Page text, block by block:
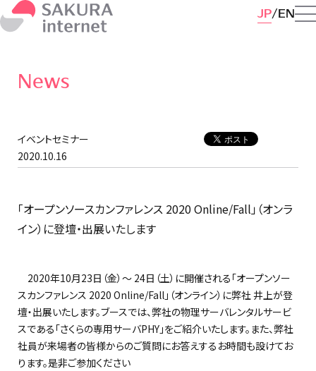
JP EN
News
イベントセミナー
2020.10.16
「オープンソースカンファレンス 2020 Online/Fall」（オンラ
イン）に登壇・出展いたします
2020年10⽉23⽇（金）～ 24日（土）に開催される「オープンソー
スカンファレンス 2020 Online/Fall」（オンライン）に弊社 井上が登
壇・出展いたします。ブースでは、弊社の物理サーバレンタルサービ
スである「さくらの専用サーバPHY」をご紹介いたします。また、弊社
社員が来場者の皆様からのご質問にお答えするお時間も設けてお
ります。是非ご参加ください